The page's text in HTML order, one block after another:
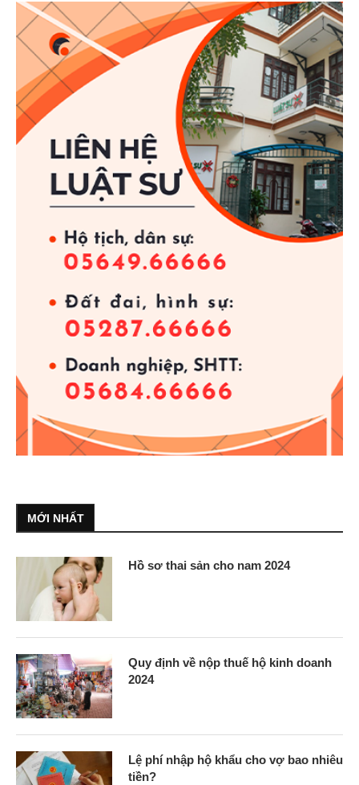
MỚI NHẤT
Hồ sơ thai sản cho nam 2024
Quy định về nộp thuế hộ kinh doanh
2024
Lệ phí nhập hộ khẩu cho vợ bao nhiêu
tiền?